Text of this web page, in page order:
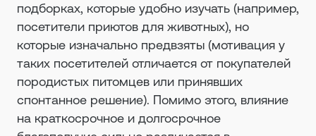
подборках, которые удобно изучать (например,
посетители приютов для животных), но
которые изначально предвзяты (мотивация у
таких посетителей отличается от покупателей
породистых питомцев или принявших
спонтанное решение). Помимо этого, влияние
на краткосрочное и долгосрочное